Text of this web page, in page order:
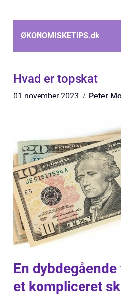
ØKONOMISKETIPS.dk
Hvad er topskat
01 november 2023 Peter
En
et kompliceret